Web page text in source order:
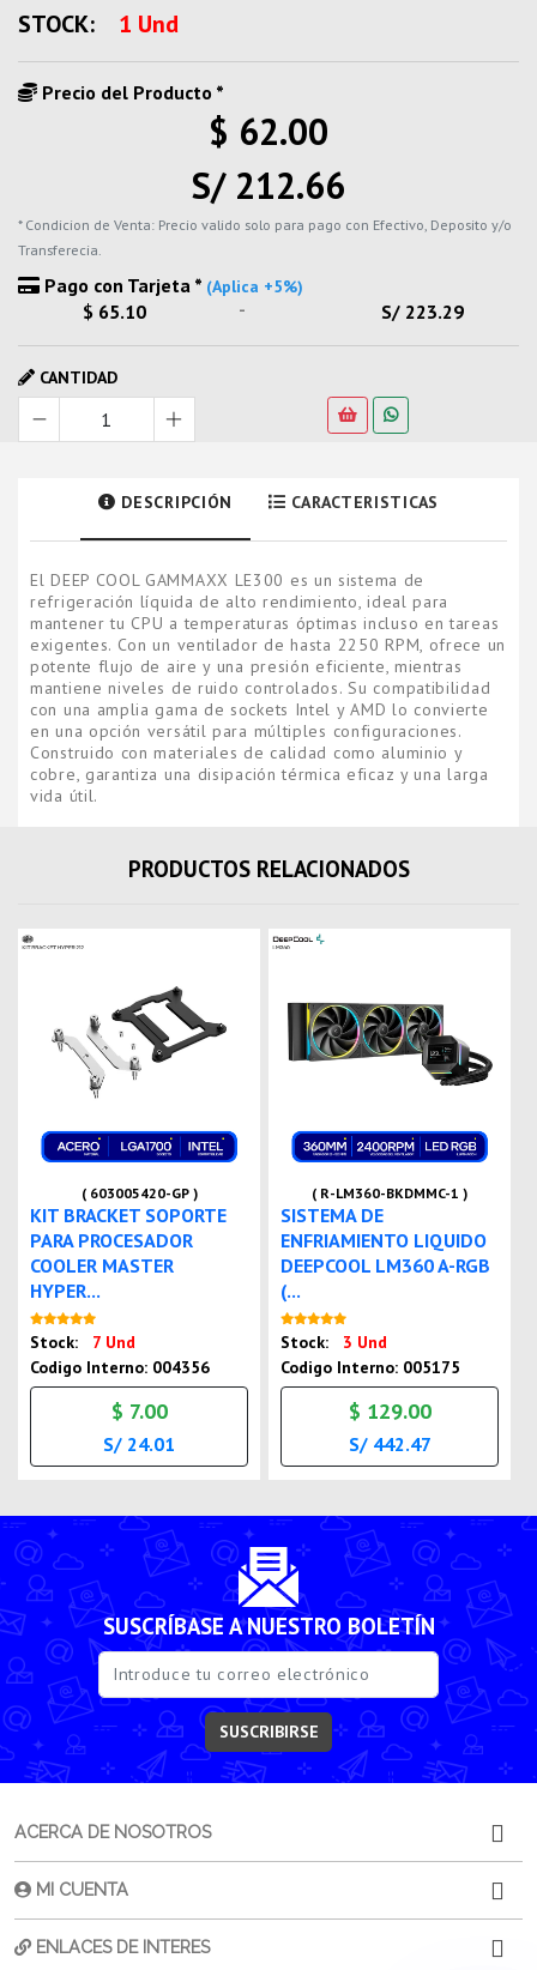
STOCK: 1 Und
Precio del Producto *
$ 62.00
S/ 212.66
* Condicion de Venta: Precio valido solo para pago con Efectivo, Deposito y/o
Transferecia.
Pago con Tarjeta * (Aplica +5%)
$ 65.10 - S/ 223.29
CANTIDAD
DESCRIPCIÓN CARACTERISTICAS
El DEEP COOL GAMMAXX LE300 es un sistema de
refrigeración líquida de alto rendimiento, ideal para
mantener tu CPU a temperaturas óptimas incluso en tareas
exigentes. Con un ventilador de hasta 2250 RPM, ofrece un
potente flujo de aire y una presión eficiente, mientras
mantiene niveles de ruido controlados. Su compatibilidad
con una amplia gama de sockets Intel y AMD lo convierte
en una opción versátil para múltiples configuraciones.
Construido con materiales de calidad como aluminio y
cobre, garantiza una disipación térmica eficaz y una larga
vida útil.
PRODUCTOS RELACIONADOS
( 603005420-GP )
KIT BRACKET SOPORTE
PARA PROCESADOR
COOLER MASTER
HYPER...
Stock:
7 Und
Codigo Interno: 004356
$ 7.00
S/ 24.01
( R-LM360-BKDMMC-1 )
SISTEMA DE
ENFRIAMIENTO LIQUIDO
DEEPCOOL LM360 A-RGB
(...
Stock:
3 Und
Codigo Interno: 005175
$ 129.00
S/ 442.47
SUSCRÍBASE A NUESTRO BOLETÍN
SUSCRIBIRSE
ACERCA DE NOSOTROS
MI CUENTA
ENLACES DE INTERES